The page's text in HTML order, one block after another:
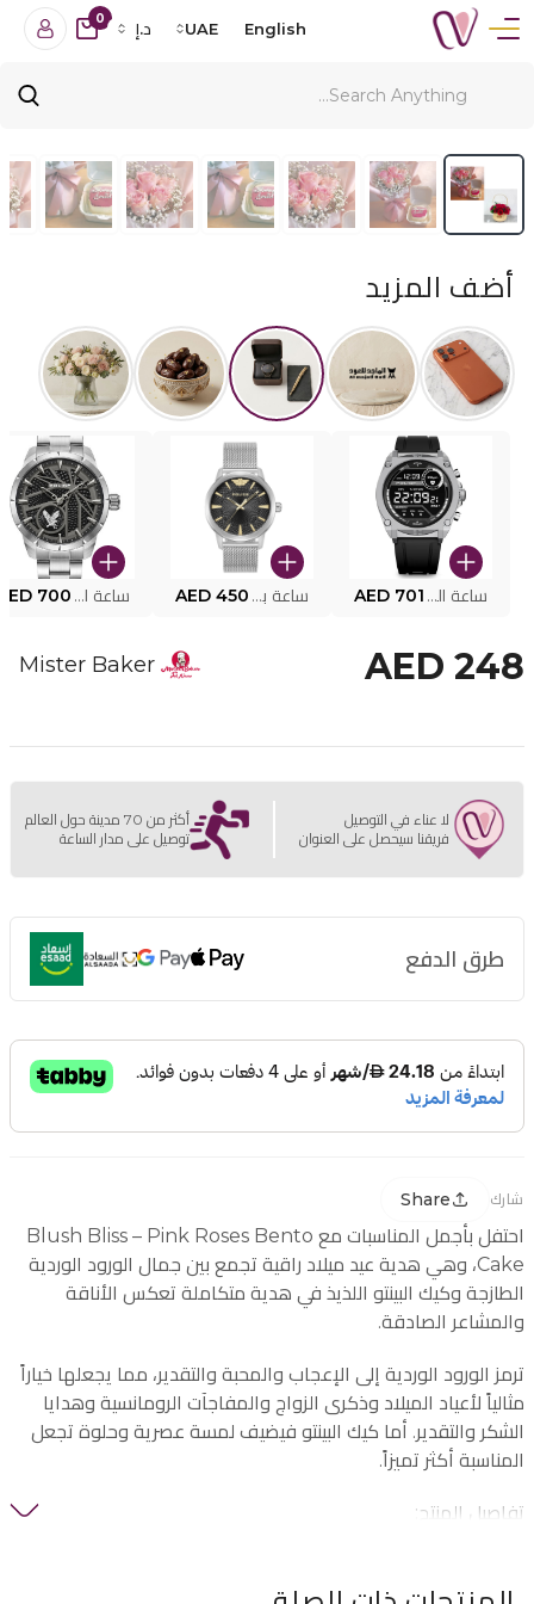
English
UAE د.إ
0
أضف المزيد
ساعة البوليس الذكية MY.AVATAR PEIUN0000101 AED 701 ساعة بوليس للرجال PEWJG0005002 AED 450 ساعة البوليس PEWJG2227302 700
AED 248
Mister Baker
لا عناء في التوصيل
فريقنا سيحصل على العنوان
أكثر من 70 مدينة حول العالم
توصيل على مدار الساعة
طرق الدفع
شارك Share
احتفل بأجمل المناسبات مع Blush Bliss – Pink Roses Bento
Cake، وهي هدية عيد ميلاد راقية تجمع بين جمال الورود الوردية
الطازجة وكيك البينتو اللذيذ في هدية متكاملة تعكس الأناقة
والمشاعر الصادقة.
ترمز الورود الوردية إلى الإعجاب والمحبة والتقدير، مما يجعلها خياراً
مثالياً لأعياد الميلاد وذكرى الزواج والمفاجآت الرومانسية وهدايا
الشكر والتقدير. أما كيك البينتو فيضيف لمسة عصرية وحلوة تجعل
المناسبة أكثر تميزاً.
تفاصيل المنتج: